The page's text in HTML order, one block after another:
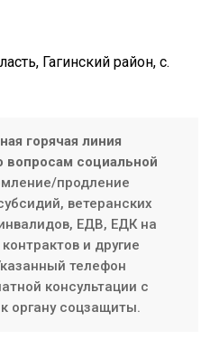
Гагинский район, с.
горячая линия
социальной
продление
ветеранских
ЕДВ, ЕДК на
и другие
телефон
консультации с
органу соцзащиты.